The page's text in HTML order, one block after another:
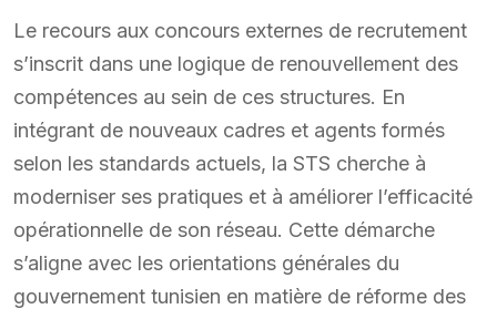
Le recours aux concours externes de recrutement
s’inscrit dans une logique de renouvellement des
compétences au sein de ces structures. En
intégrant de nouveaux cadres et agents formés
selon les standards actuels, la STS cherche à
moderniser ses pratiques et à améliorer l’efficacité
opérationnelle de son réseau. Cette démarche
s’aligne avec les orientations générales du
gouvernement tunisien en matière de réforme des